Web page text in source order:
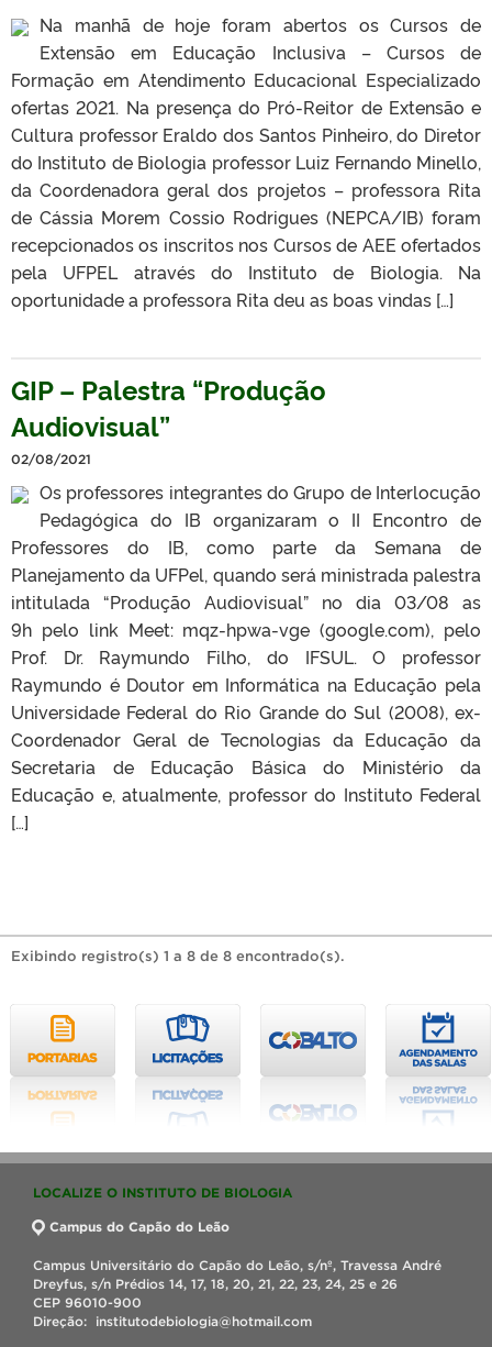
Na manhã de hoje foram abertos os Cursos de
Extensão em Educação Inclusiva – Cursos de
Formação em Atendimento Educacional Especializado
ofertas 2021. Na presença do Pró-Reitor de Extensão e
Cultura professor Eraldo dos Santos Pinheiro, do Diretor
do Instituto de Biologia professor Luiz Fernando Minello,
da Coordenadora geral dos projetos – professora Rita
de Cássia Morem Cossio Rodrigues (NEPCA/IB) foram
recepcionados os inscritos nos Cursos de AEE ofertados
pela UFPEL através do Instituto de Biologia. Na
oportunidade a professora Rita deu as boas vindas […]
GIP – Palestra “Produção
Audiovisual”
02/08/2021
Os professores integrantes do Grupo de Interlocução
Pedagógica do IB organizaram o II Encontro de
Professores do IB, como parte da Semana de
Planejamento da UFPel, quando será ministrada palestra
intitulada “Produção Audiovisual” no dia 03/08 as
9h pelo link Meet: mqz-hpwa-vge (google.com), pelo
Prof. Dr. Raymundo Filho, do IFSUL. O professor
Raymundo é Doutor em Informática na Educação pela
Universidade Federal do Rio Grande do Sul (2008), ex-
Coordenador Geral de Tecnologias da Educação da
Secretaria de Educação Básica do Ministério da
Educação e, atualmente, professor do Instituto Federal
[…]
Exibindo registro(s) 1 a 8 de 8 encontrado(s).
LOCALIZE O INSTITUTO DE BIOLOGIA
Campus do Capão do Leão
Campus Universitário do Capão do Leão, s/nº, Travessa André
Dreyfus, s/n Prédios 14, 17, 18, 20, 21, 22, 23, 24, 25 e 26
CEP 96010-900
Direção: institutodebiologia@hotmail.com